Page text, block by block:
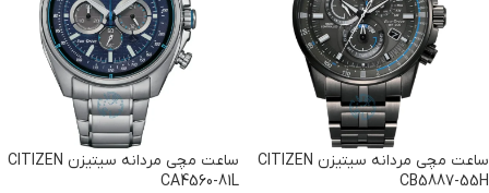
ساعت مچی مردانه سیتیزن CITIZEN
CB5887-55H
ساعت مچی مردانه سیتیزن CITIZEN
CA4560-81L